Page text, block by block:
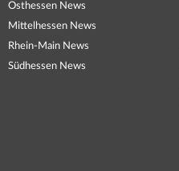
Osthessen News
Mittelhessen News
Rhein-Main News
Südhessen News